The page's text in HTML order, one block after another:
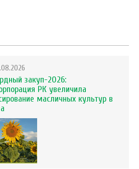
закуп-2026:
РК увеличила
масличных культур в